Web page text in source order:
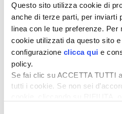
Questo sito utilizza cookie di
anche di terze parti, per inviarti
linea con le tue preferenze. Per
cookie utilizzati da questo sito
configurazione clicca qui e
policy.
Se fai clic su ACCETTA TUTTI
tutti i cookie. Se non sei
legata a ideologie obsolete,
produzioni e la stessa
Germania frena, a maggior
deve essere quello di farci
anticipare l’iter legislativo
Ricordiamo che già nella
presentato un disegno di
firmatario l’allora presidente